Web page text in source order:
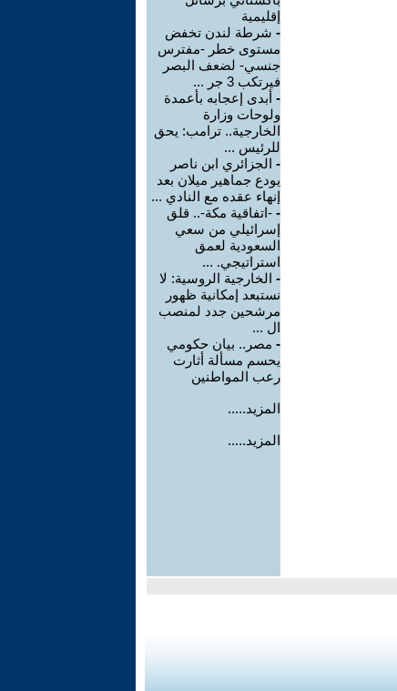
إقليمية
- شرطة لندن تخفض
مستوى خطر -مفترس
جنسي- لضعف البصر
فيرتكب 3 جر ...
- أبدى إعجابه بأعمدة
ولوحات وزارة
الخارجية.. ترامب: يحق
للرئيس ...
- الجزائري ابن ناصر
يودع جماهير ميلان بعد
إنهاء عقده مع النادي ...
- -اتفاقية مكة-.. قلق
إسرائيلي من سعي
السعودية لعمق
استراتيجي. ...
- الخارجية الروسية: لا
نستبعد إمكانية ظهور
مرشحين جدد لمنصب
ال ...
- مصر.. بيان حكومي
يحسم مسألة أثارت
رعب المواطنين
المزيد.....
المزيد.....